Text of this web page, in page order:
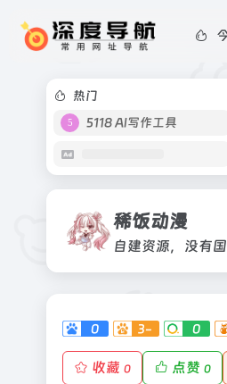
热门
5118 AI写作工具
稀饭动漫
自建资源，没有
0 3- 0
收藏 0 点赞 0